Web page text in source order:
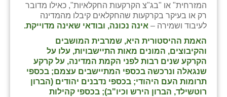
המזרחית" או "בג"צ הקרקעות החקלאיות", כאילו מדובר
רק או בעיקר בקרקעות שהחקלאים קיבלו מהמדינה
לעיבוד ושמירה – אינה נכונה, ובודאי שאינה מדוייקת.
האמת ההיסטורית היא, שמרבית המושבים
והקיבוצים, המונים מאות התיישבויות, עלו על
הקרקע שנים רבות לפני הקמת המדינה, על קרקע
שנגאלה ונרכשה בכספי המתיישבים עצמם; בכספי
תרומות העם היהודי; בכספי נדבנים יהודים (הברון
רוטשילד, הברון הירש וכיו"ב); בכספי קהילות
חמרה
חרב לאת
יבול (מורג)
יקנעם
כליל